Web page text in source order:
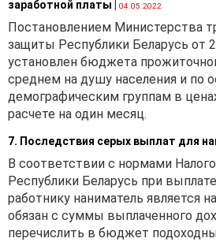
заработной платы 04.05.2022
Постановлением Министерства
защиты Республики Беларусь от
установлен бюджета
среднем на душу населения и по
демографическим группам в
расчете на один месяц.
7. Последствия серых выплат для
В соответствии с нормами
Республики Беларусь при
работнику наниматель является
обязан с суммы выплаченного
перечислить в бюджет